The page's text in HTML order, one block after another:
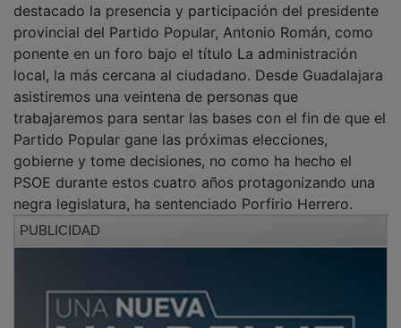
destacado la presencia y participación del presidente
provincial del Partido Popular, Antonio Román, como
ponente en un foro bajo el título La administración
local, la más cercana al ciudadano. Desde Guadalajara
asistiremos una veintena de personas que
trabajaremos para sentar las bases con el fin de que el
Partido Popular gane las próximas elecciones,
gobierne y tome decisiones, no como ha hecho el
PSOE durante estos cuatro años protagonizando una
negra legislatura, ha sentenciado Porfirio Herrero.
PUBLICIDAD